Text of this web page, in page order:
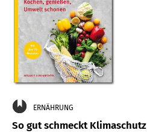
ERNÄHRUNG
So gut schmeckt Klimaschutz